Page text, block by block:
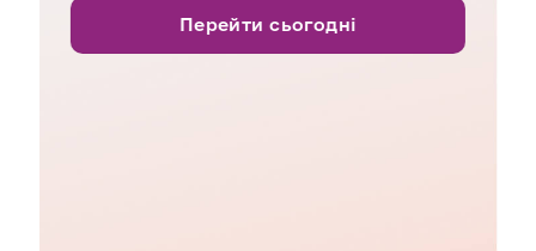
Перейти сьогодні